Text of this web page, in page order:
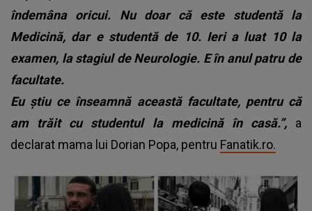
îndemâna oricui. Nu doar că este studentă la
Medicină, dar e studentă de 10. Ieri a luat 10 la
examen, la stagiul de Neurologie. E în anul patru de
facultate.
Eu știu ce înseamnă această facultate, pentru că
am trăit cu studentul la medicină în casă.”, a
declarat mama lui Dorian Popa, pentru Fanatik.ro.